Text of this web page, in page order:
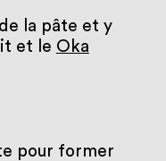
la pâte et y
et le Oka
pour former